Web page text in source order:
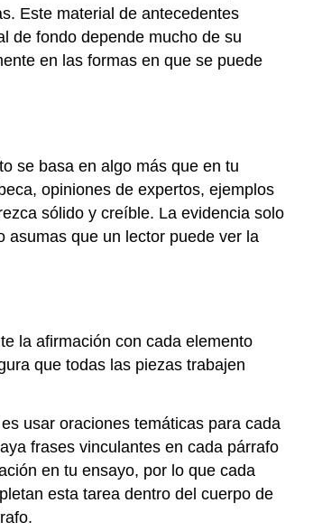
Este material de antecedentes
de fondo depende mucho de su
en las formas en que se puede
se basa en algo más que en tu
opiniones de expertos, ejemplos
sólido y creíble. La evidencia solo
que un lector puede ver la
la afirmación con cada elemento
que todas las piezas trabajen
usar oraciones temáticas para cada
frases vinculantes en cada párrafo
en tu ensayo, por lo que cada
esta tarea dentro del cuerpo de